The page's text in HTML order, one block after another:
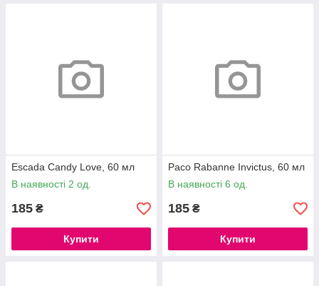
Escada Candy Love, 60 мл
В наявності 2 од.
185 ₴
Купити
Paco Rabanne Invictus, 60 мл
В наявності 6 од.
185 ₴
Купити